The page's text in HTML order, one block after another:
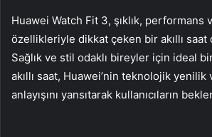
Huawei Watch Fit 3, şıklık, performans
özellikleriyle dikkat çeken bir akıllı saat
Sağlık ve stil odaklı bireyler için ideal
akıllı saat, Huawei’nin teknolojik yenilik
anlayışını yansıtarak kullanıcıların